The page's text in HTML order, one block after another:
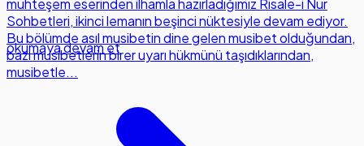
muhteşem eserinden ilhamla hazırladığımız Risale-i Nur
Sohbetleri, ikinci lemanın beşinci nüktesiyle devam ediyor.
Bu bölümde asıl musibetin dine gelen musibet olduğundan,
bazı musibetlerin birer uyarı hükmünü taşıdıklarından,
musibetle...
okumaya devam et